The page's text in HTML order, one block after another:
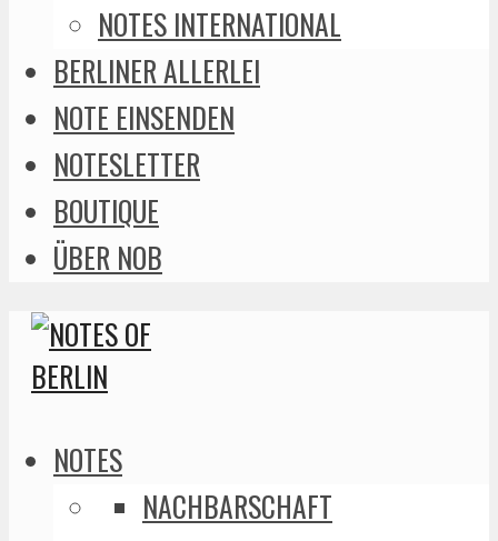
NOTES INTERNATIONAL
BERLINER ALLERLEI
NOTE EINSENDEN
NOTESLETTER
BOUTIQUE
ÜBER NOB
NOTES
NACHBARSCHAFT